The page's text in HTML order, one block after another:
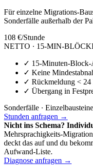
Für einzelne Migrations-
Sonderfälle außerhalb der
108 €/Stunde
NETTO · 15-MIN-
✓ 15-Minuten-Block-
✓ Keine
✓ Rückmeldung < 24
✓ Übergang in
Sonderfälle · Einzelbausteine
Stunden anfragen →
Nicht ins Schema?
Mehrsprachigkeits-
deckt das auf und du
Aufwand-Liste.
Diagnose anfragen →